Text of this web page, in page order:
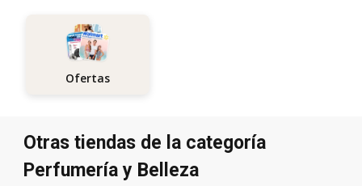
Ofertas
Otras tiendas de la categoría
Perfumería y Belleza